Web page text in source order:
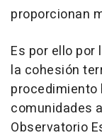
proporcionan
Es por ello
la cohesión
procedimiento
comunidades
Observatorio